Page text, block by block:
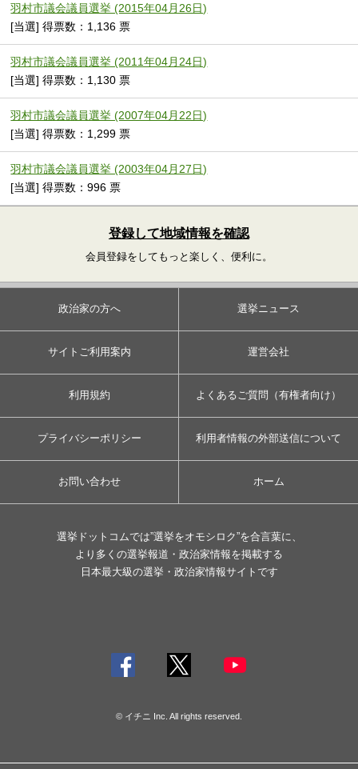
羽村市議会議員選挙 (2015年04月26日)
[当選] 得票数：1,136 票
羽村市議会議員選挙 (2011年04月24日)
[当選] 得票数：1,130 票
羽村市議会議員選挙 (2007年04月22日)
[当選] 得票数：1,299 票
羽村市議会議員選挙 (2003年04月27日)
[当選] 得票数：996 票
登録して地域情報を確認
会員登録をしてもっと楽しく、便利に。
政治家の方へ 選挙ニュース
サイトご利用案内 運営会社
利用規約 よくあるご質問（有権者向け）
プライバシーポリシー 利用者情報の外部送信について
お問い合わせ ホーム
選挙ドットコムでは”選挙をオモシロク”を合言葉に、
より多くの選挙報道・政治家情報を掲載する
日本最大級の選挙・政治家情報サイトです
© イチニ Inc. All rights reserved.